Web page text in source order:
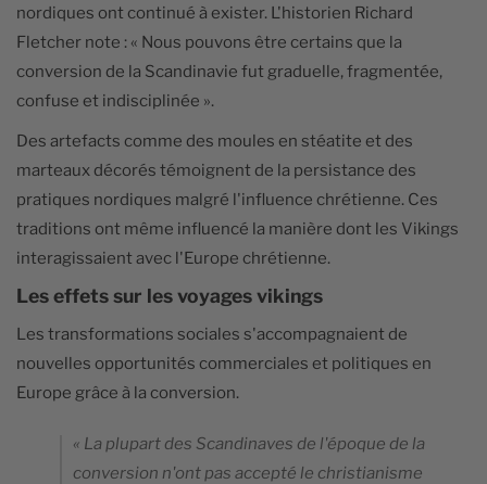
nordiques ont continué à exister. L'historien Richard
Fletcher note : « Nous pouvons être certains que la
conversion de la Scandinavie fut graduelle, fragmentée,
confuse et indisciplinée ».
Des artefacts comme des moules en stéatite et des
marteaux décorés témoignent de la persistance des
pratiques nordiques malgré l'influence chrétienne. Ces
traditions ont même influencé la manière dont les Vikings
interagissaient avec l'Europe chrétienne.
Les effets sur les voyages vikings
Les transformations sociales s'accompagnaient de
nouvelles opportunités commerciales et politiques en
Europe grâce à la conversion.
« La plupart des Scandinaves de l'époque de la
conversion n'ont pas accepté le christianisme